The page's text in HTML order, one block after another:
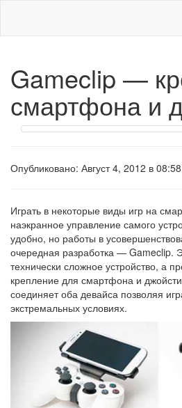
Gameclip —
смартфона и
Опубликовано: Август 4, 2012 в
Играть в некоторые виды игр на
наэкранное управление самого
удобно, но работы в
очередная разработка — Gameclip.
технически сложное устройство, а
крепление для смартфона и
соединяет оба девайса позволяя
экстремальных условиях.